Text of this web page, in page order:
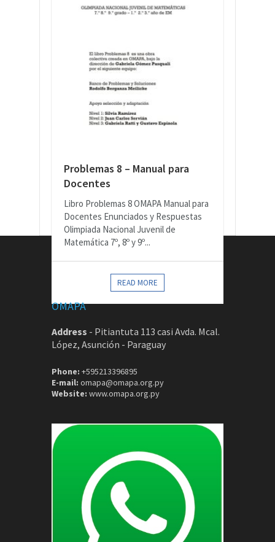
Problemas 8 – Manual para
Docentes
Libro Problemas 8 OMAPA Manual para
Docentes Enunciados y Respuestas
Olimpiada Nacional Juvenil de
Matemática 7º, 8º y 9º...
READ MORE
OMAPA
Address - Pitiantuta 113 casi Avda. Mcal.
López, Asunción - Paraguay
Phone: +595213396895
E-mail: omapa@omapa.org.py
Website: www.omapa.org.py